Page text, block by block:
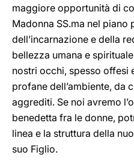
maggiore opportunità di
Madonna SS.ma nel piano
dell’incarnazione e della
bellezza umana e
nostri occhi, spesso offesi
profane dell’ambiente, da
aggrediti. Se noi avremo
benedetta fra le donne,
linea e la struttura della
suo Figlio.